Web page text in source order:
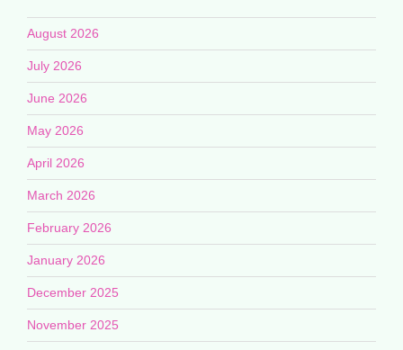
August 2026
July 2026
June 2026
May 2026
April 2026
March 2026
February 2026
January 2026
December 2025
November 2025